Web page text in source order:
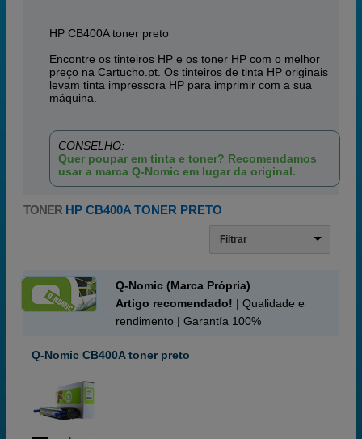
HP CB400A toner preto
Encontre os tinteiros HP e os toner HP com o melhor
preço na Cartucho.pt. Os tinteiros de tinta HP originais
levam tinta impressora HP para imprimir com a sua
máquina.
CONSELHO:
Quer poupar em tinta e toner? Recomendamos
usar a marca Q-Nomic em lugar da original.
TONER HP CB400A TONER PRETO
Filtrar
Q-Nomic (Marca Própria)
Artigo recomendado! | Qualidade e
rendimento | Garantía 100%
Q-Nomic CB400A toner preto